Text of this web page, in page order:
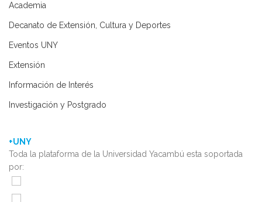
Academia
Decanato de Extensión, Cultura y Deportes
Eventos UNY
Extensión
Información de Interés
Investigación y Postgrado
+UNY
Toda la plataforma de la Universidad Yacambú esta soportada
por: